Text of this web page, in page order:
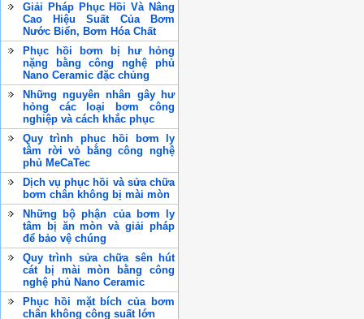
Giải Pháp Phục Hồi Và Nâng
Cao Hiệu Suất Của Bơm
Nước Biển, Bơm Hóa Chất
Phục hồi bơm bị hư hỏng
nặng bằng công nghệ phủ
Nano Ceramic đặc chủng
Những nguyên nhân gây hư
hỏng các loại bơm công
nghiệp và cách khắc phục
Quy trình phục hồi bơm ly
tâm rời vỏ bằng công nghệ
phủ MeCaTec
Dịch vụ phục hồi và sửa chữa
bơm chân không bị mài mòn
Những bộ phận của bơm ly
tâm bị ăn mòn và giải pháp
để bảo vệ chúng
Quy trình sửa chữa sên hút
cát bị mài mòn bằng công
nghệ phủ Nano Ceramic
Phục hồi mặt bích của bơm
chân không công suất lớn